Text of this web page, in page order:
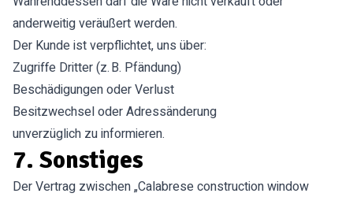
anderweitig veräußert werden.
Der Kunde ist verpflichtet, uns über:
Zugriffe Dritter (z. B. Pfändung)
Beschädigungen oder Verlust
Besitzwechsel oder Adressänderung
unverzüglich zu informieren.
7. Sonstiges
Der Vertrag zwischen „Calabrese construction window